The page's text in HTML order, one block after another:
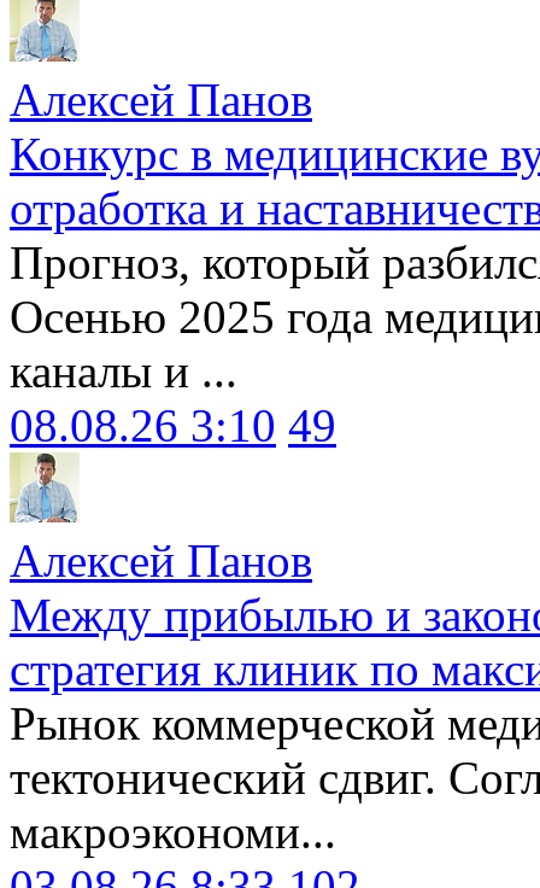
Алексей Панов
Конкурс в медицинские
отработка и
Прогноз, который
Осенью 2025 года
каналы и ...
08.08.26 3:10 49
Алексей Панов
Между прибылью и
стратегия клиник по
Рынок коммерческой
тектонический сдвиг.
макроэкономи...